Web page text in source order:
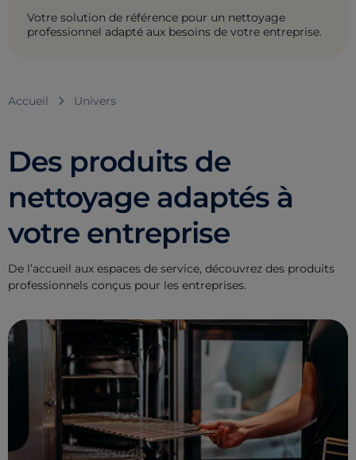
Votre solution de référence pour un nettoyage
professionnel adapté aux besoins de votre entreprise.
Accueil Univers
Des produits de
nettoyage adaptés à
votre entreprise
De l’accueil aux espaces de service, découvrez des produits
professionnels conçus pour les entreprises.